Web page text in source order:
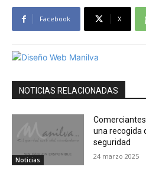
Facebook X
NOTICIAS RELACIONADAS
Noticias
una recogida
seguridad
24 marzo 2025